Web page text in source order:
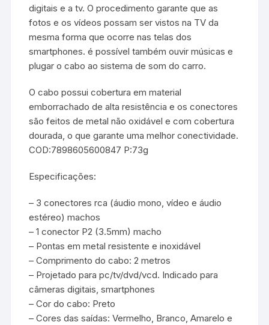
digitais e a tv. O procedimento garante que as
fotos e os vídeos possam ser vistos na TV da
mesma forma que ocorre nas telas dos
smartphones. é possível também ouvir músicas e
plugar o cabo ao sistema de som do carro.
O cabo possui cobertura em material
emborrachado de alta resistência e os conectores
são feitos de metal não oxidável e com cobertura
dourada, o que garante uma melhor conectividade.
COD:7898605600847 P:73g
Especificações:
– 3 conectores rca (áudio mono, vídeo e áudio
estéreo) machos
– 1 conector P2 (3.5mm) macho
– Pontas em metal resistente e inoxidável
– Comprimento do cabo: 2 metros
– Projetado para pc/tv/dvd/vcd. Indicado para
câmeras digitais, smartphones
– Cor do cabo: Preto
– Cores das saídas: Vermelho, Branco, Amarelo e